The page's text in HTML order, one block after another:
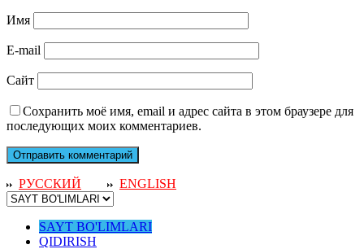
Имя
E-mail
Сайт
Сохранить моё имя, email и адрес сайта в этом браузере для
последующих моих комментариев.
РУССКИЙ ENGLISH
SAYT BO'LIMLARI
QIDIRISH